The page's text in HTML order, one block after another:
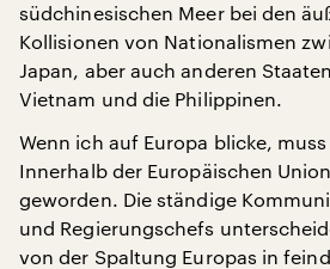
südchinesischen Meer bei den
Kollisionen von Nationalismen
Japan, aber auch anderen
Vietnam und die Philippinen.
Wenn ich auf Europa blicke,
Innerhalb der Europäischen
geworden. Die ständige
und Regierungschefs
von der Spaltung Europas in